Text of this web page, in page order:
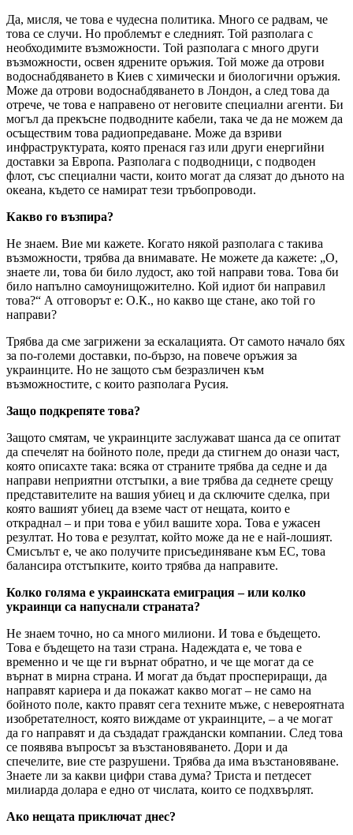
Да, мисля, че това е чудесна политика. Много се радвам, че
това се случи. Но проблемът е следният. Той разполага с
необходимите възможности. Той разполага с много други
възможности, освен ядрените оръжия. Той може да отрови
водоснабдяването в Киев с химически и биологични оръжия.
Може да отрови водоснабдяването в Лондон, а след това да
отрече, че това е направено от неговите специални агенти. Би
могъл да прекъсне подводните кабели, така че да не можем да
осъществим това радиопредаване. Може да взриви
инфраструктурата, която пренася газ или други енергийни
доставки за Европа. Разполага с подводници, с подводен
флот, със специални части, които могат да слязат до дъното на
океана, където се намират тези тръбопроводи.
Какво го възпира?
Не знаем. Вие ми кажете. Когато някой разполага с такива
възможности, трябва да внимавате. Не можете да кажете: „О,
знаете ли, това би било лудост, ако той направи това. Това би
било напълно самоунищожително. Кой идиот би направил
това?“ А отговорът е: О.К., но какво ще стане, ако той го
направи?
Трябва да сме загрижени за ескалацията. От самото начало бях
за по-големи доставки, по-бързо, на повече оръжия за
украинците. Но не защото съм безразличен към
възможностите, с които разполага Русия.
Защо подкрепяте това?
Защото смятам, че украинците заслужават шанса да се опитат
да спечелят на бойното поле, преди да стигнем до онази част,
която описахте така: всяка от страните трябва да седне и да
направи неприятни отстъпки, а вие трябва да седнете срещу
представителите на вашия убиец и да сключите сделка, при
която вашият убиец да вземе част от нещата, които е
откраднал – и при това е убил вашите хора. Това е ужасен
резултат. Но това е резултат, който може да не е най-лошият.
Смисълът е, че ако получите присъединяване към ЕС, това
балансира отстъпките, които трябва да направите.
Колко голяма е украинската емиграция – или колко
украинци са напуснали страната?
Не знаем точно, но са много милиони. И това е бъдещето.
Това е бъдещето на тази страна. Надеждата е, че това е
временно и че ще ги върнат обратно, и че ще могат да се
върнат в мирна страна. И могат да бъдат проспериращи, да
направят кариера и да покажат какво могат – не само на
бойното поле, както правят сега техните мъже, с невероятната
изобретателност, която виждаме от украинците, – а че могат
да го направят и да създадат граждански компании. След това
се появява въпросът за възстановяването. Дори и да
спечелите, вие сте разрушени. Трябва да има възстановяване.
Знаете ли за какви цифри става дума? Триста и петдесет
милиарда долара е едно от числата, които се подхвърлят.
Ако нещата приключат днес?